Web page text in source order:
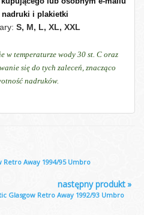
i plakietki
S, M, L, XL, XXL
w temperaturze wody 30 st. C oraz
się do tych zaleceń, znacząco
nadruków.
Retro Away 1994/95 Umbro
»
następny produkt
Glasgow Retro Away 1992/93 Umbro